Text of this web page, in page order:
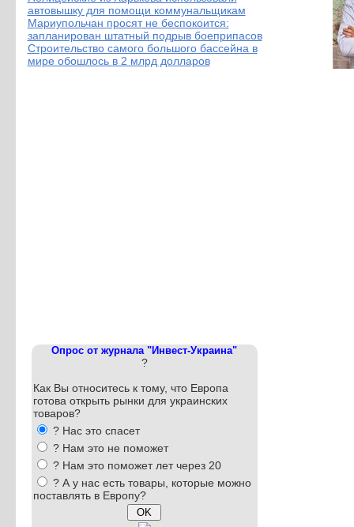
автовышку для помощи коммунальщикам
Мариупольчан просят не беспокоится:
запланирован штатный подрыв боеприпасов
Строительство самого большого бассейна в
мире обошлось в 2 млрд долларов
Опрос от журнала "Инвест-Украина"
?
Как Вы относитесь к тому, что Европа
готова открыть рынки для украинских
товаров?
? Нас это спасет
? Нам это не поможет
? Нам это поможет лет через 20
? А у нас есть товары, которые можно
поставлять в Европу?